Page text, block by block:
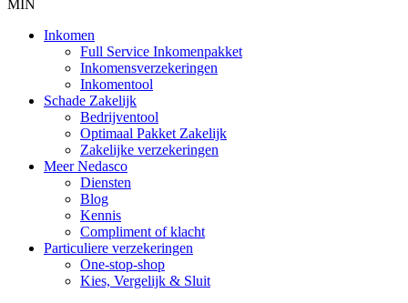
MIN
Inkomen
Full Service Inkomenpakket
Inkomensverzekeringen
Inkomentool
Schade Zakelijk
Bedrijventool
Optimaal Pakket Zakelijk
Zakelijke verzekeringen
Meer Nedasco
Diensten
Blog
Kennis
Compliment of klacht
Particuliere verzekeringen
One-stop-shop
Kies, Vergelijk & Sluit